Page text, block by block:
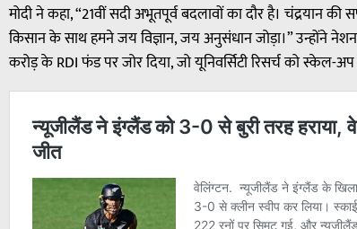
मोदी ने कहा, “21वीं सदी अभूतपूर्व बदलावों का दौर है। चंद्रयान
किसान के साथ हमने जय विज्ञान, जय अनुसंधान जोड़ा।” उन्होंने
करोड़ के RDI फंड पर जोर दिया, जो यूनिवर्सिटी रिसर्च को स्केल-